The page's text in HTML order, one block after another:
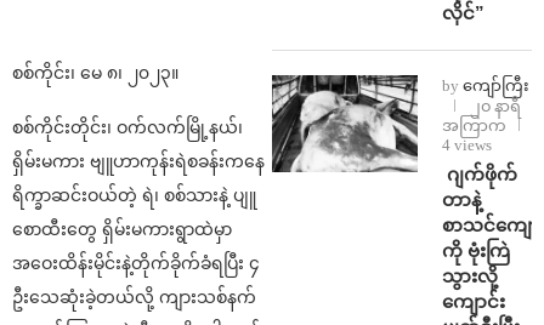
စစ်ကိုင်း၊ မေ ၈၊ ၂၀၂၃။
စစ်ကိုင်းတိုင်း၊ ဝက်လက်မြို့နယ်၊
ရှိမ်းမကား ဗျူဟာကုန်းရဲစခန်းကနေ
ရိက္ခာဆင်းဝယ်တဲ့ ရဲ၊ စစ်သားနဲ့ ပျူ
စောထီးတွေ ရှိမ်းမကားရွာထဲမှာ
အဝေးထိန်းမိုင်းနဲ့တိုက်ခိုက်ခံရပြီး ၄
ဦးသေဆုံးခဲ့တယ်လို့ ကျားသစ်နက်
လိုင်”
by ကျော်ကြီး
၂၀ နာရီ
အကြာက
4 views
⁨⁩ ⁨ဂျက်ဖိုက်
တာနဲ့
စာသင်ကျော
ကို ဗုံးကြဲ
သွားလို့
ကျောင်း